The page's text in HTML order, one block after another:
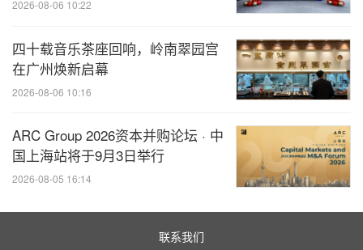
2026-08-06 10:22
四十载音乐茶座回响，岭南翠园宫
在广州焕新启幕
2026-08-06 10:16
ARC Group 2026资本并购论坛 · 中
国上海站将于9月3日举行
2026-08-05 16:14
联系我们